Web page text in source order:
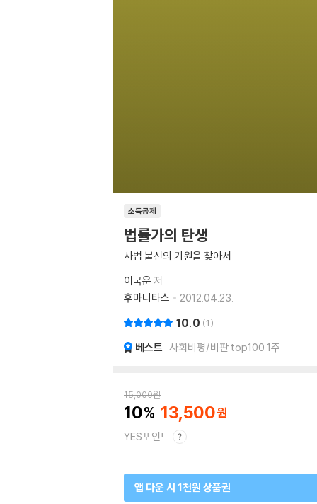
소득공제
법률가의 탄생
사법 불신의 기원을 찾아서
이국운 저
후마니타스
2012.04.23.
10.0 1
베스트 사회비평/비판 top100 1주
15,000원
10 13,500
YES포인트
앱 다운 시 1천원 상품권